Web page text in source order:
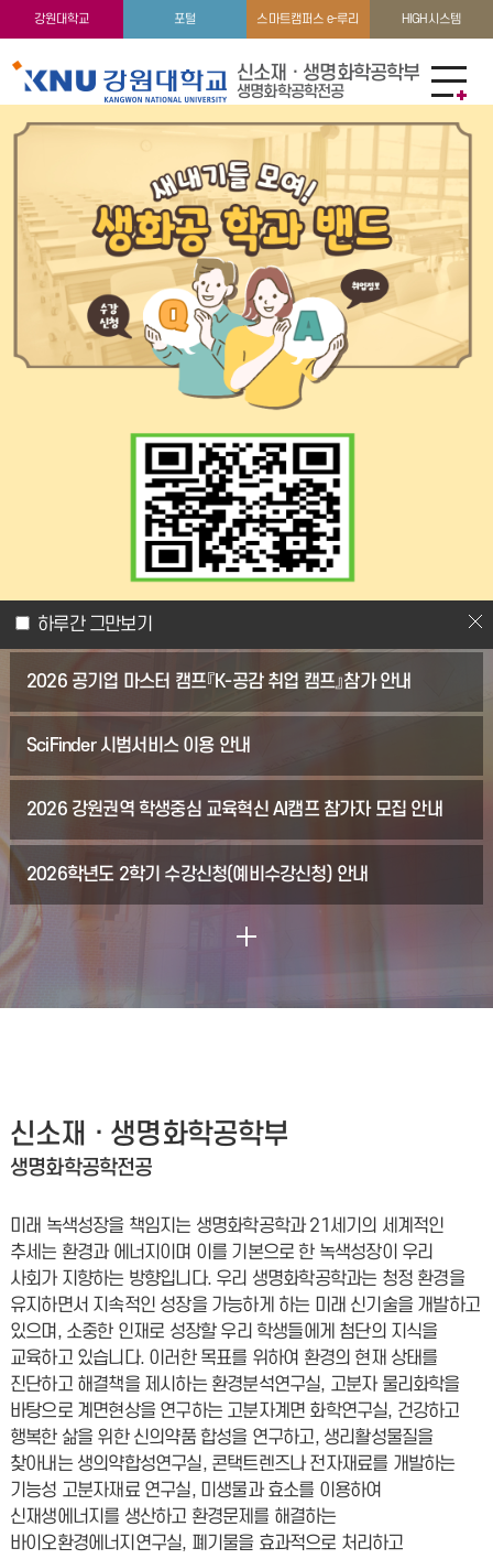
강원대학교 포털 스마트캠퍼스 e-루리 HIGH시스템
신소재 · 생명화학공학부
생명화학공학전공
미래 녹색성장을 책임지는
신소재 · 생명화학공학부
생명화학공학전공
학과공지
2026 공기업 마스터 캠프『K-공감 취업 캠프』참가 안내
SciFinder 시범서비스 이용 안내
2026 강원권역 학생중심 교육혁신 AI캠프 참가자 모집 안내
2026학년도 2학기 수강신청(예비수강신청) 안내
신소재 · 생명화학공학부
생명화학공학전공
미래 녹색성장을 책임지는 생명화학공학과 21세기의 세계적인
추세는 환경과 에너지이며 이를 기본으로 한 녹색성장이 우리
사회가 지향하는 방향입니다. 우리 생명화학공학과는 청정 환경을
유지하면서 지속적인 성장을 가능하게 하는 미래 신기술을 개발하고
있으며, 소중한 인재로 성장할 우리 학생들에게 첨단의 지식을
교육하고 있습니다. 이러한 목표를 위하여 환경의 현재 상태를
진단하고 해결책을 제시하는 환경분석연구실, 고분자 물리화학을
바탕으로 계면현상을 연구하는 고분자계면 화학연구실, 건강하고
행복한 삶을 위한 신의약품 합성을 연구하고, 생리활성물질을
찾아내는 생의약합성연구실, 콘택트렌즈나 전자재료를 개발하는
기능성 고분자재료 연구실, 미생물과 효소를 이용하여
신재생에너지를 생산하고 환경문제를 해결하는
바이오환경에너지연구실, 폐기물을 효과적으로 처리하고
하루간 그만보기